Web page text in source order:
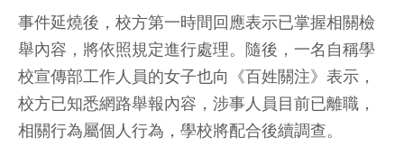
事件延燒後，校方第一時間回應表示已掌握相關檢
舉內容，將依照規定進行處理。隨後，一名自稱學
校宣傳部工作人員的女子也向《百姓關注》表示，
校方已知悉網路舉報內容，涉事人員目前已離職，
相關行為屬個人行為，學校將配合後續調查。